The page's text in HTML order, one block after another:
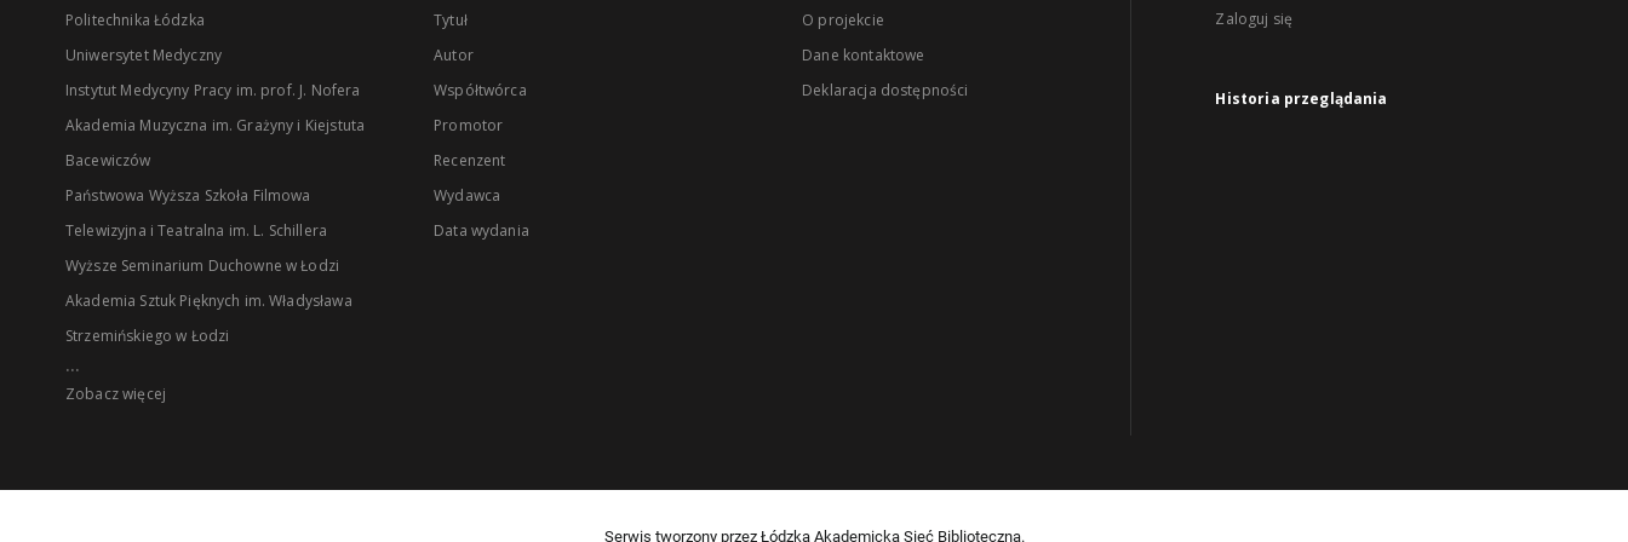
Politechnika Łódzka
Uniwersytet Medyczny
Instytut Medycyny Pracy im. prof. J. Nofera
Akademia Muzyczna im. Grażyny i Kiejstuta
Bacewiczów
Państwowa Wyższa Szkoła Filmowa
Telewizyjna i Teatralna im. L. Schillera
Wyższe Seminarium Duchowne w Łodzi
Akademia Sztuk Pięknych im. Władysława
Strzemińskiego w Łodzi
...
Zobacz więcej
Tytuł
Autor
Współtwórca
Promotor
Recenzent
Wydawca
Data wydania
O projekcie
Dane kontaktowe
Deklaracja dostępności
Zaloguj się
Historia przeglądania
Serwis tworzony przez Łódzką Akademicką Sieć Biblioteczną.